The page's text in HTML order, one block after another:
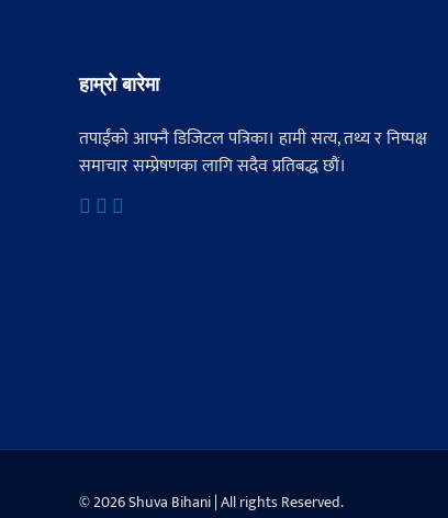
हाम्रो बारेमा
तपाईंको आफ्नै डिजिटल पत्रिका। हामी सत्य, तथ्य र निष्पक्ष
समाचार सम्प्रेषणका लागि सदैव प्रतिबद्ध छौं।
© 2026 Shuva Bihani | All rights Reserved.